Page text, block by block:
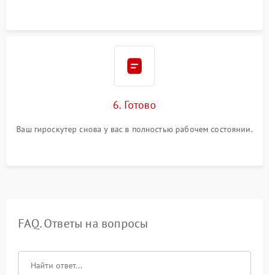
6. Готово
Ваш гироскутер снова у вас в полностью рабочем состоянии.
FAQ. Ответы на вопросы